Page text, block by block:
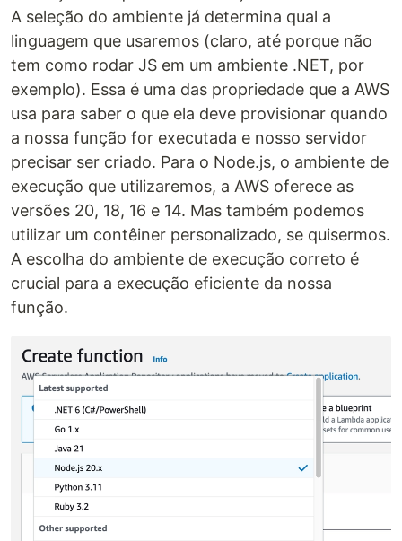
A seleção do ambiente já determina qual a
linguagem que usaremos (claro, até porque não
tem como rodar JS em um ambiente .NET, por
exemplo). Essa é uma das propriedade que a AWS
usa para saber o que ela deve provisionar quando
a nossa função for executada e nosso servidor
precisar ser criado. Para o Node.js, o ambiente de
execução que utilizaremos, a AWS oferece as
versões 20, 18, 16 e 14. Mas também podemos
utilizar um contêiner personalizado, se quisermos.
A escolha do ambiente de execução correto é
crucial para a execução eficiente da nossa
função.